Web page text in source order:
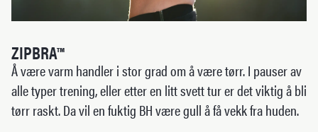
ZIPBRA™
Å være varm handler i stor grad om å være tørr. I pauser av
alle typer trening, eller etter en litt svett tur er det viktig å bli
tørr raskt. Da vil en fuktig BH være gull å få vekk fra huden.